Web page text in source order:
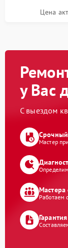
Цена
у Вас
С выездом
Мастер
Мастера
Работаем